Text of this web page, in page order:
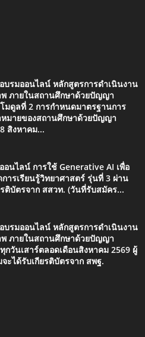
บรมออนไลน์ หลักสูตรการดำเนินงาน
ภายในสถานศึกษาด้วยปัญญา
มดูลที่ 2 การกำหนดมาตรฐานการ
หมายของสถานศึกษาด้วยปัญญา
สิงหาคม...
นไลน์ การใช้ Generative AI เพื่อ
ารเรียนรู้วิทยาศาสตร์ รุ่นที่ 3 ผ่าน
ติบัตรจาก สสวท. (วันที่รับสมัคร...
บรมออนไลน์ หลักสูตรการดำเนินงาน
ภายในสถานศึกษาด้วยปัญญา
กวันเสาร์ตลอดเดือนสิงหาคม 2569 ผู้
ะได้รับเกียรติบัตรจาก สพฐ.